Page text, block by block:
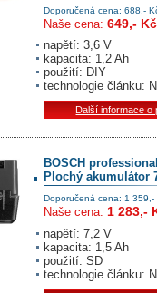
Doporučená cena: 688,-
Naše cena: 649,- Kč
napětí: 3,6 V
kapacita: 1,2 Ah
použití: DIY
technologie článku:
Další informace o
BOSCH
Plochý akumulátor
Doporučená cena: 1 359,-
Naše cena: 1 283,-
napětí: 7,2 V
kapacita: 1,5 Ah
použití: SD
technologie článku: